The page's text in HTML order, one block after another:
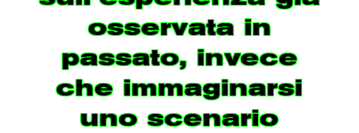
osservata in
passato, invece
che immaginarsi
uno scenario